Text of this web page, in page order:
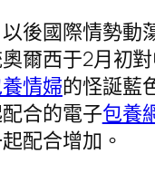
後國際情勢動
爾西于2月初
情婦的怪誕藍
合的電子包養
配合增加。